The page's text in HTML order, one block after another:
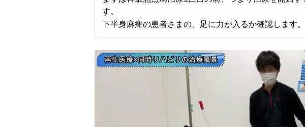
す。
下半身麻痺の患者さまの、足に力が入るか確認します。